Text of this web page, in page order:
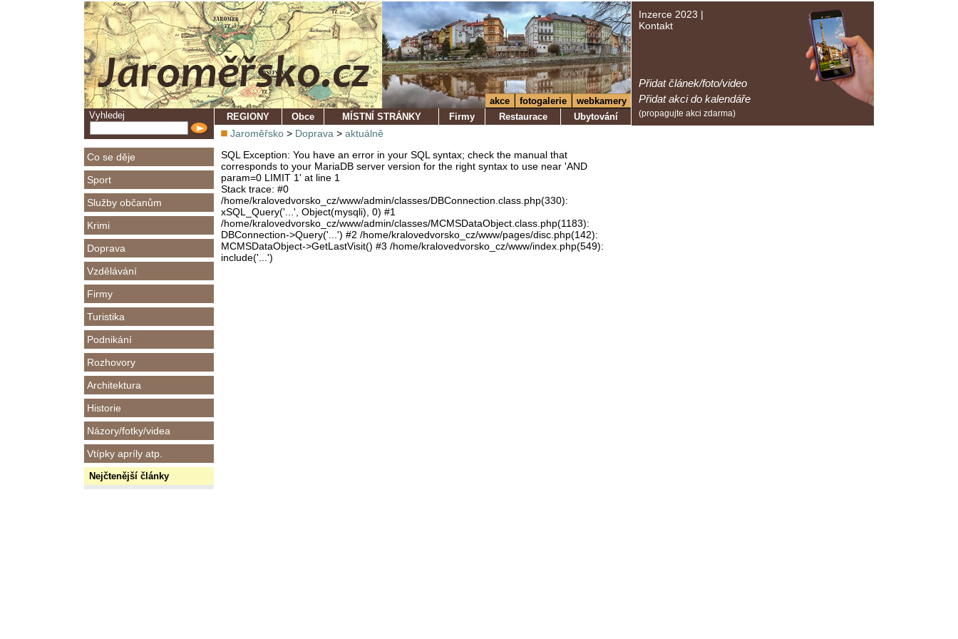
Vyhledej
Co se děje
Sport
Služby občanům
Krimi
Doprava
Vzdělávání
Firmy
Turistika
Podnikání
Rozhovory
Architektura
Historie
Názory/fotky/videa
Vtípky apríly atp.
Nejčtenější články
Inzerce 2023 |
Kontakt
Přidat článek/foto/video
Přidat akci do kalendáře
(propagujte akci zdarma)
akce fotogalerie
webkamery
REGIONY
Obce MÍSTNÍ STRÁNKY Firmy Restaurace Ubytování
Jaroměřsko > Doprava > aktuálně
SQL Exception: You have an error in your SQL syntax; check the manual that
corresponds to your MariaDB server version for the right syntax to use near 'AND
param=0 LIMIT 1' at line 1
Stack trace: #0
/home/kralovedvorsko_cz/www/admin/classes/DBConnection.class.php(330):
xSQL_Query('...', Object(mysqli), 0) #1
/home/kralovedvorsko_cz/www/admin/classes/MCMSDataObject.class.php(1183):
DBConnection->Query('...') #2 /home/kralovedvorsko_cz/www/pages/disc.php(142):
MCMSDataObject->GetLastVisit() #3 /home/kralovedvorsko_cz/www/index.php(549):
include('...')